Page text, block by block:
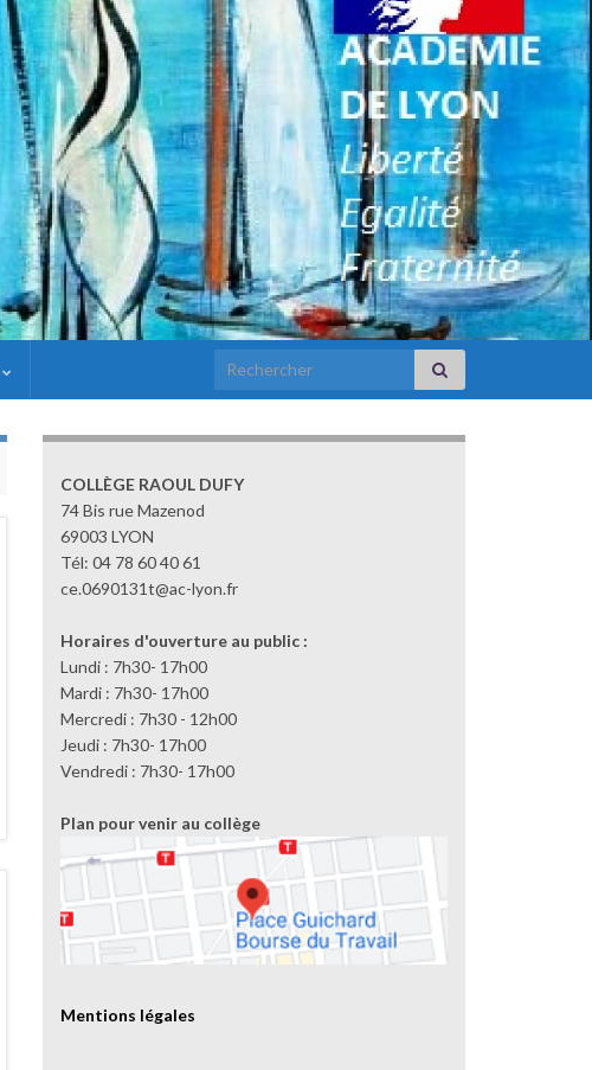
Search for:
COLLÈGE RAOUL DUFY
74 Bis rue Mazenod
69003 LYON
Tél: 04 78 60 40 61
ce.0690131t@ac-lyon.fr
Horaires d'ouverture au public :
Lundi : 7h30- 17h00
Mardi : 7h30- 17h00
Mercredi : 7h30 - 12h00
Jeudi : 7h30- 17h00
Vendredi : 7h30- 17h00
Plan pour venir au collège
Mentions légales